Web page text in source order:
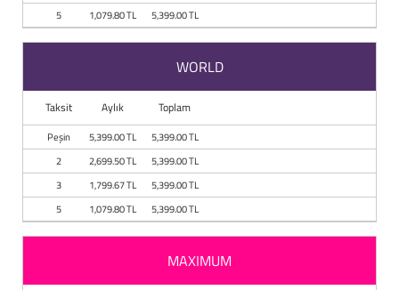
5
1,079.80 TL 5,399.00 TL
WORLD
Taksit Aylık Toplam
Peşin 5,399.00 TL
5,399.00 TL
2
2,699.50 TL
5,399.00 TL
3
1,799.67 TL
5,399.00 TL
5
1,079.80 TL 5,399.00 TL
MAXIMUM